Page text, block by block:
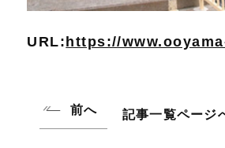
URL: https://
前へ 記事一覧ページ